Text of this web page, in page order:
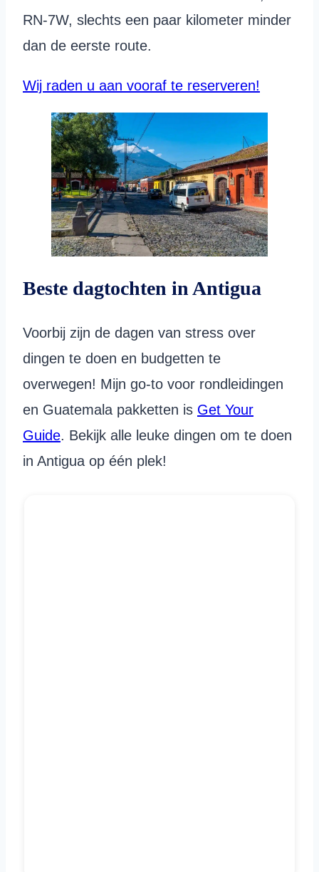
RN-7W, slechts een paar kilometer minder
dan de eerste route.
Wij raden u aan vooraf te reserveren!
Beste dagtochten in Antigua
Voorbij zijn de dagen van stress over
dingen te doen en budgetten te
overwegen! Mijn go-to voor rondleidingen
en Guatemala pakketten is Get Your
Guide. Bekijk alle leuke dingen om te doen
in Antigua op één plek!